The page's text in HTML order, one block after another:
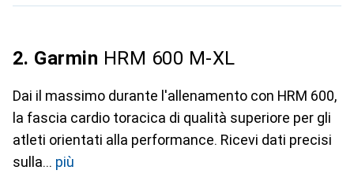
2. Garmin HRM 600 M-XL
Dai il massimo durante l'allenamento con HRM 600,
la fascia cardio toracica di qualità superiore per gli
atleti orientati alla performance. Ricevi dati precisi
sulla
più